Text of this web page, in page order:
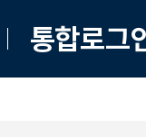
통합로그